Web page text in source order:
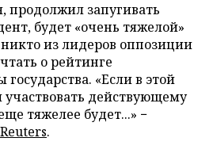
продолжил запугивать
будет «очень тяжелой»
из лидеров оппозиции
о рейтинге
«Если в этой
действующему
тяжелее будет...» −
Reuters.